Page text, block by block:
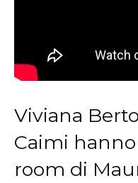
Viviana
Caimi
room di